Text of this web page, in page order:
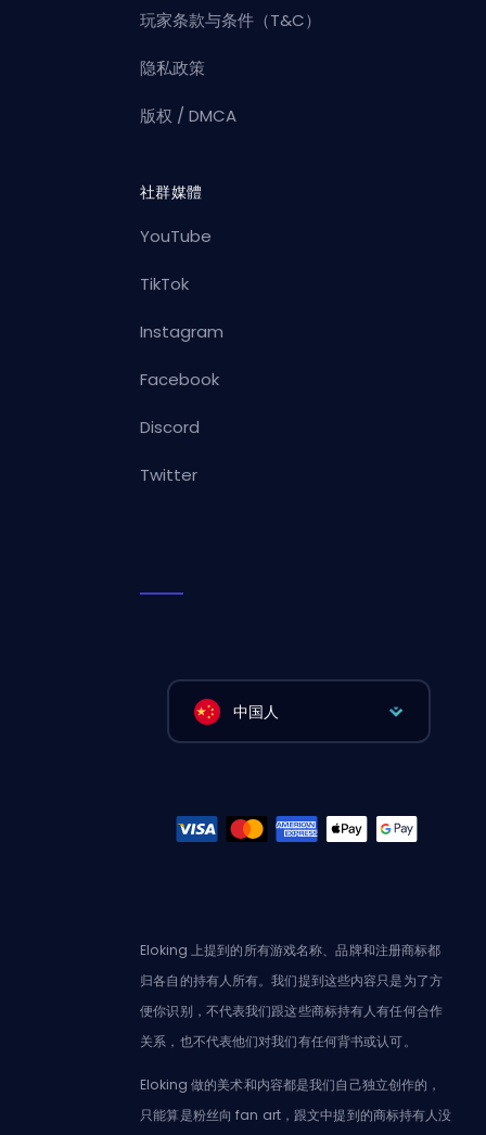
玩家条款与条件（T&C）
隐私政策
版权 / DMCA
社群媒體
YouTube
TikTok
Instagram
Facebook
Discord
Twitter
中国人
Eloking 上提到的所有游戏名称、品牌和注册商标都
归各自的持有人所有。我们提到这些内容只是为了方
便你识别，不代表我们跟这些商标持有人有任何合作
关系，也不代表他们对我们有任何背书或认可。
Eloking 做的美术和内容都是我们自己独立创作的，
只能算是粉丝向 fan art，跟文中提到的商标持有人没